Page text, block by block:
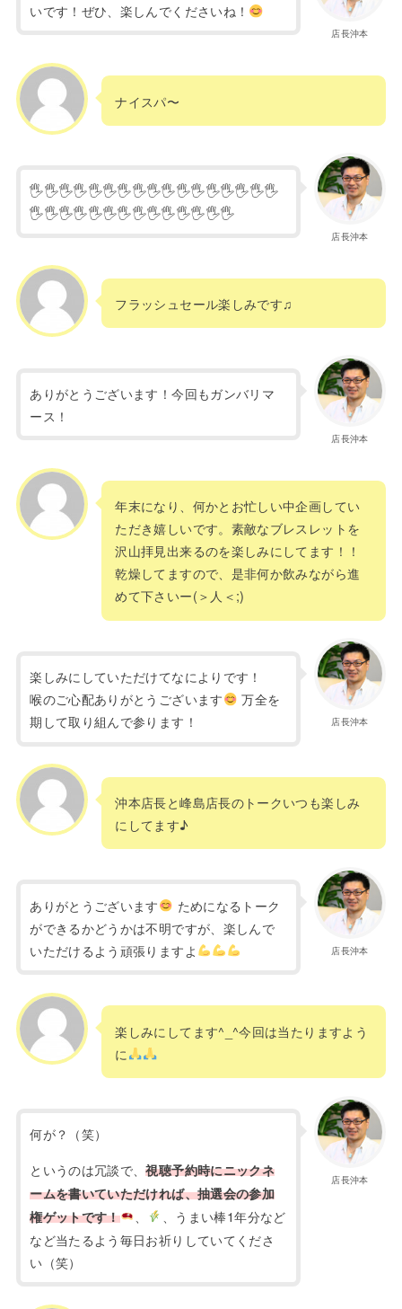
店長沖本
いです！ぜひ、楽しんでくださいね！
ナイスパ〜
店長沖本
🖐🖐🖐🖐🖐🖐🖐🖐🖐🖐🖐🖐🖐🖐🖐🖐🖐
🖐🖐🖐🖐🖐🖐🖐🖐🖐🖐🖐🖐🖐🖐
フラッシュセール楽しみです♫
店長沖本
ありがとうございます！今回もガンバリマ
ース！
年末になり、何かとお忙しい中企画してい
ただき嬉しいです。素敵なブレスレットを
沢山拝見出来るのを楽しみにしてます！！
乾燥してますので、是非何か飲みながら進
めて下さいー(＞人＜;)
店長沖本
楽しみにしていただけてなによりです！
喉のご心配ありがとうございます
万全を
期して取り組んで参ります！
沖本店長と峰島店長のトークいつも楽しみ
にしてます♪
店長沖本
ありがとうございます
ためになるトーク
ができるかどうかは不明ですが、楽しんで
いただけるよう頑張りますよ
楽しみにしてます^_^今回は当たりますよう
に
店長沖本
何が？（笑）
というのは冗談で、視聴予約時にニックネ
ームを書いていただければ、抽選会の参加
権ゲットです！
、うまい棒1年分など
など当たるよう毎日お祈りしていてくださ
い（笑）